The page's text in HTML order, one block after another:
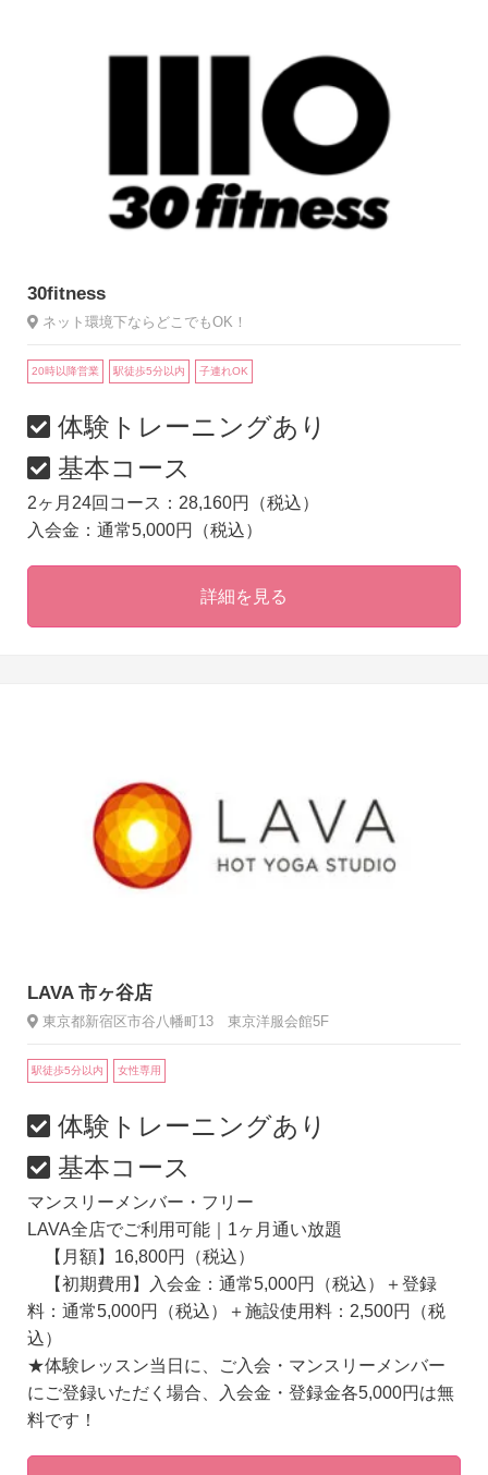
30fitness
ネット環境下ならどこでもOK！
20時以降営業 駅徒歩5分以内 子連れOK
体験トレーニングあり
基本コース
2ヶ月24回コース：28,160円（税込）
入会金：通常5,000円（税込）
詳細を見る
LAVA 市ヶ谷店
東京都新宿区市谷八幡町13 東京洋服会館5F
駅徒歩5分以内 女性専用
体験トレーニングあり
基本コース
マンスリーメンバー・フリー
LAVA全店でご利用可能｜1ヶ月通い放題
【月額】16,800円（税込）
【初期費用】入会金：通常5,000円（税込）＋登録
料：通常5,000円（税込）＋施設使用料：2,500円（税
込）
★体験レッスン当日に、ご入会・マンスリーメンバー
にご登録いただく場合、入会金・登録金各5,000円は無
料です！